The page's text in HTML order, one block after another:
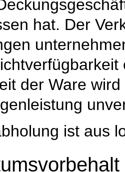
hat. Der
der Ware
ist aus